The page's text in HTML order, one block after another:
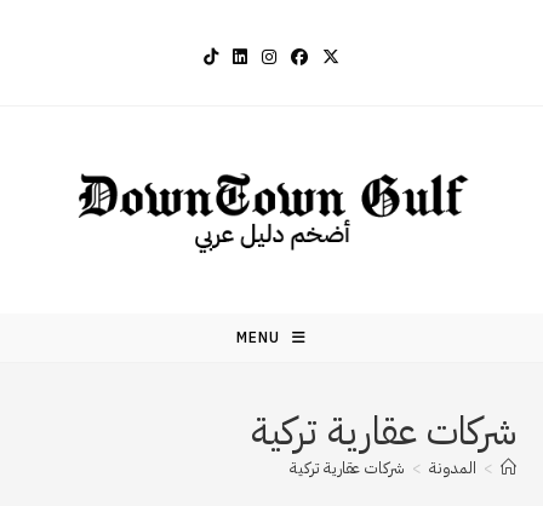
MENU
شركات عقارية تركية
> المدونة > شركات عقارية تركية